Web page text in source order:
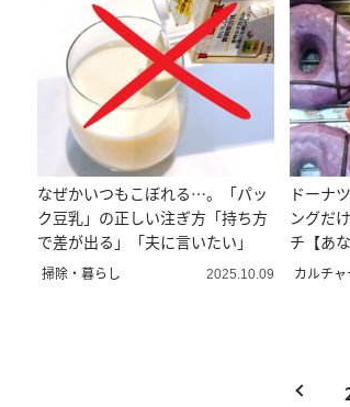
なぜかいつもこぼれる…。「パッ
ク豆乳」の正しい注ぎ方「持ち方
で差が出る」「夫に言いたい」
掃除・暮らし 2025.10.09
ドーナ
ングだ
チ【あ
世界】
カルチャ